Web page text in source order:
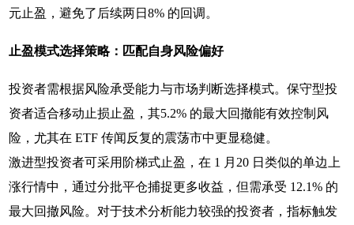
元止盈，避免了后续两日8% 的回调。
止盈模式选择策略：匹配自身风险偏好
投资者需根据风险承受能力与市场判断选择模式。保守型投
资者适合移动止损止盈，其5.2% 的最大回撤能有效控制风
险，尤其在 ETF 传闻反复的震荡市中更显稳健。
激进型投资者可采用阶梯式止盈，在 1 月20 日类似的单边上
涨行情中，通过分批平仓捕捉更多收益，但需承受 12.1% 的
最大回撤风险。对于技术分析能力较强的投资者，指标触发